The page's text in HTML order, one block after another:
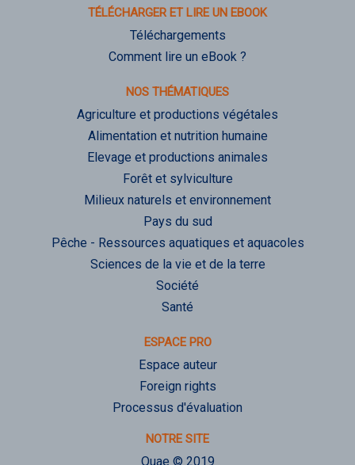
TÉLÉCHARGER ET LIRE UN EBOOK
Téléchargements
Comment lire un eBook ?
NOS THÉMATIQUES
Agriculture et productions végétales
Alimentation et nutrition humaine
Elevage et productions animales
Forêt et sylviculture
Milieux naturels et environnement
Pays du sud
Pêche - Ressources aquatiques et aquacoles
Sciences de la vie et de la terre
Société
Santé
ESPACE PRO
Espace auteur
Foreign rights
Processus d'évaluation
NOTRE SITE
Quae © 2019